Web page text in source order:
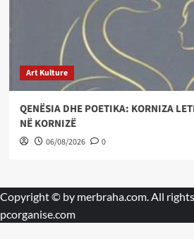
Art Kulture
QENËSIA DHE POETIKA: KORNIZA
NË KORNIZË
06/08/2026 0
Copyright © by merbraha.com. All
pcorganise.com